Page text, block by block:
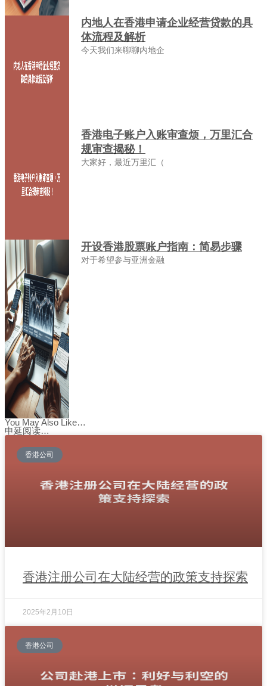
内地人在香港申请企业经营贷款的具
体流程及解析
今天我们来聊聊内地企
香港电子账户入账审查烦，万里汇合
规审查揭秘！
大家好，最近万里汇（
开设香港股票账户指南：简易步骤
对于希望参与亚洲金融
You May Also Like…
申延阅读…
香港公司
香港注册公司在大陆经营的政策支持探索
2025年2月10日
香港公司